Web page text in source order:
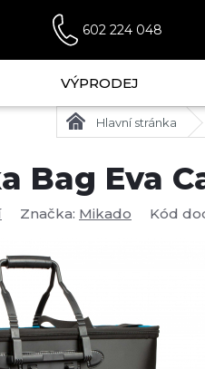
602 224 048
VÝPRODEJ
Hlavní stránka
Bag Eva
Značka: Mikado Kód